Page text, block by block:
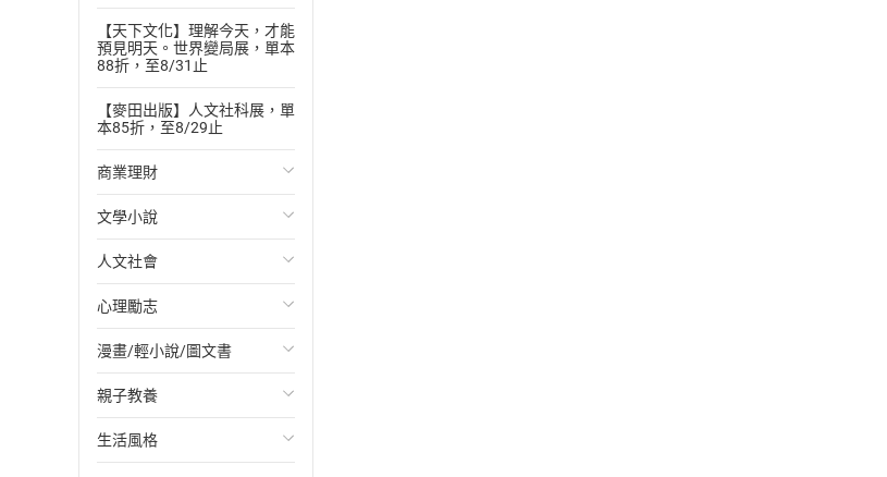
【天下文化】理解今天，才能
預見明天。世界變局展，單本
88折，至8/31止
【麥田出版】人文社科展，單
本85折，至8/29止
商業理財
投資理財
經濟/趨勢
財務/金融
管理/領導
職場工作術
成功法
文學小說
歐美文學
日本文學
韓國文學
華文文學
經典文學
人文社會
國際關係
政治
社會科學
台灣/中國歷史
心理勵志
心靈成長/情緒
人際關係
兩性關係
漫畫/輕小說/圖文書
輕小說
奇幻/科幻
親子教養
教育現場
生活風格